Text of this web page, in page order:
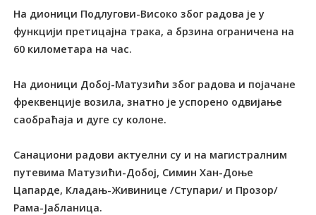
На дионици Подлугови-Високо због радова је у
функцији претицајна трака, а брзина ограничена на
60 километара на час.
На дионици Добој-Матузићи због радова и појачане
фреквенције возила, знатно је успорено одвијање
саобраћаја и дуге су колоне.
Санациони радови актуелни су и на магистралним
путевима Матузићи-Добој, Симин Хан-Доње
Цапарде, Кладањ-Живинице /Ступари/ и Прозор/
Рама-Јабланица.